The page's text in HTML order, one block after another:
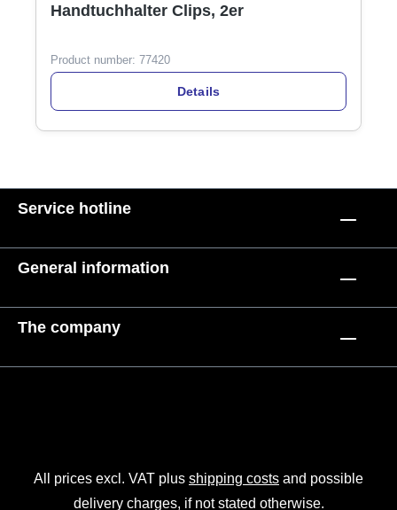
Handtuchhalter Clips, 2er
Product number: 77420
Details
Service hotline
General information
The company
All prices excl. VAT plus shipping costs and possible
delivery charges, if not stated otherwise.